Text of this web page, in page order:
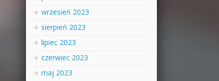
wrzesień 2023
sierpień 2023
lipiec 2023
czerwiec 2023
maj 2023